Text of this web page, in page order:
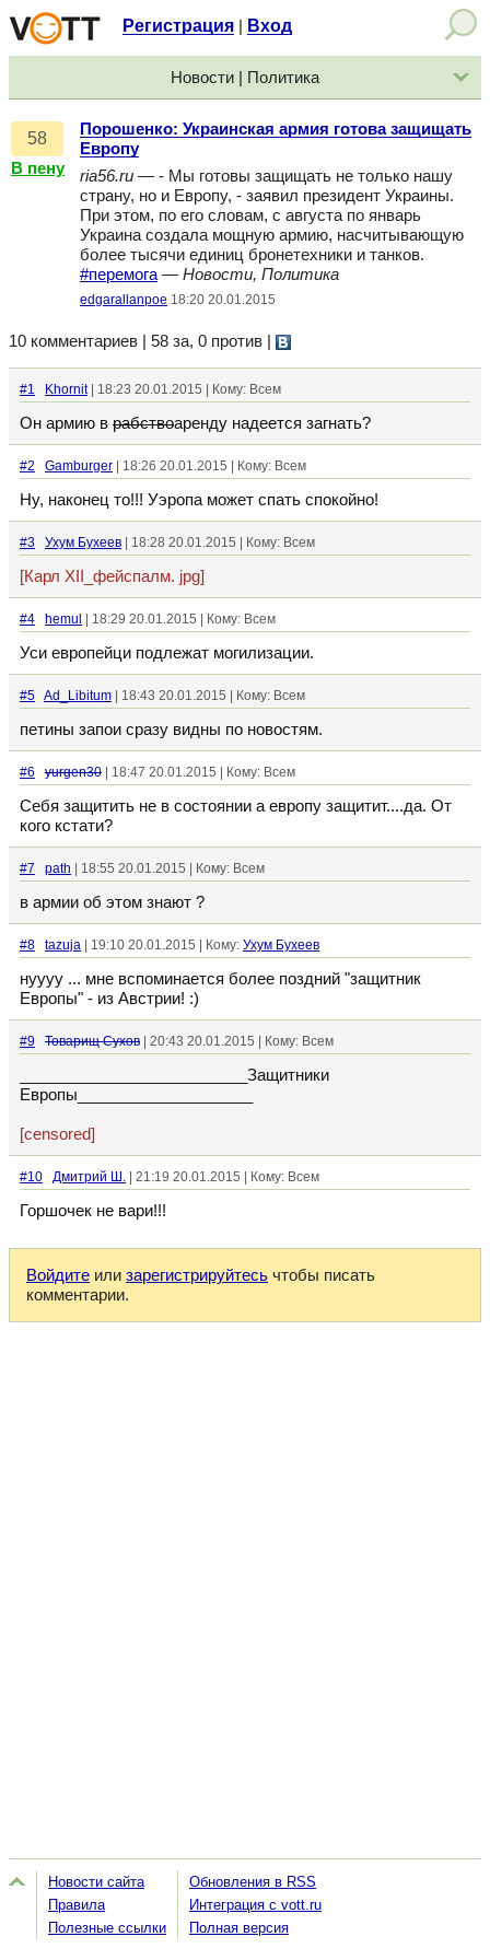
Регистрация Вход
Новости | Политика
58
В пену
Порошенко: Украинская армия готова защищать
Европу
ria56.ru — - Мы готовы защищать не только нашу
страну, но и Европу, - заявил президент Украины.
При этом, по его словам, с августа по январь
Украина создала мощную армию, насчитывающую
более тысячи единиц бронетехники и танков.
#перемога — Новости, Политика
edgarallanpoe 18:20 20.01.2015
10 комментариев | 58 за, 0 против
#1 Khornit| 18:23 20.01.2015 | Кому: Всем
Он армию в рабствоаренду надеется загнать?
#2 Gamburger | 18:26 20.01.2015 | Кому: Всем
Ну, наконец то!!! Уэропа может спать спокойно!
#3 Ухум Бухеев | 18:28 20.01.2015 | Кому: Всем
[Карл XII_фейспалм. jpg]
#4 hemul | 18:29 20.01.2015 | Кому: Всем
Уси европейци подлежат могилизации.
#5 Ad_Libitum | 18:43 20.01.2015 | Кому: Всем
петины запои сразу видны по новостям.
#6 yurgen30 | 18:47 20.01.2015 | Кому: Всем
Себя защитить не в состоянии а европу защитит....да. От
кого кстати?
#7 path | 18:55 20.01.2015 | Кому: Всем
в армии об этом знают ?
#8 tazuja | 19:10 20.01.2015 | Кому: Ухум Бухеев
нуууу ... мне вспоминается более поздний "защитник
Европы" - из Австрии! :)
#9 Товарищ Сухов | 20:43 20.01.2015 | Кому: Всем
__________________________Защитники
Европы____________________
[censored]
#10 Дмитрий Ш. | 21:19 20.01.2015 | Кому: Всем
Горшочек не вари!!!
Войдите или зарегистрируйтесь чтобы писать
комментарии.
Новости сайта
Правила
Полезные ссылки
Обновления в RSS
Интеграция с vott.ru
Полная версия